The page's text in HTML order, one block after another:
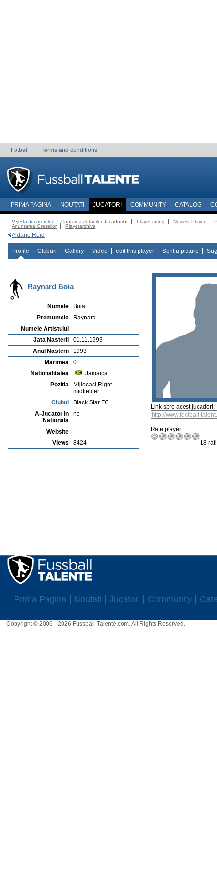
Fotbal Terms and conditions
PRIMA PAGINA NOUTATI JUCATORI COMMUNITY CATALOG
Vejerta Jucatorului Cautarea Jetauilor Jucadorilor Player rating Newest Player
Anuntarea Greselior
Playerarchive
Aldane Reid
Profile Cluburi Gallery Video edit this player Sent a picture
Raynard Boia
Numele
Boia
Premumele
Raynard
Numele Artistului
-
Jata Nasterii
01.11.1993
Anul Nasterii
1993
Marimea
0
Nationalitatea
Jamaica
Pozitia
Mijlocasi,Right
midfielder
Clubul
Black Star FC
A-Jucator In
Nationala
no
Website
-
Views
8424
Link spre acest jucadori:
Rate player:
18
Prima Pagina Noutati Jucatori Community
Copyright © 2006 - 2026 Fussball-Talente.com. All Rights Reserved.